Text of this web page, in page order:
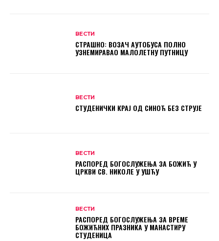
ВЕСТИ
СТРАШНО: ВОЗАЧ АУТОБУСА ПОЛНО
УЗНЕМИРАВАО МАЛОЛЕТНУ ПУТНИЦУ
ВЕСТИ
СТУДЕНИЧКИ КРАЈ ОД СИНОЋ БЕЗ СТРУЈЕ
ВЕСТИ
РАСПОРЕД БОГОСЛУЖЕЊА ЗА БОЖИЋ У
ЦРКВИ СВ. НИКОЛЕ У УШЋУ
ВЕСТИ
РАСПОРЕД БОГОСЛУЖЕЊА ЗА ВРЕМЕ
БОЖИЋНИХ ПРАЗНИКА У МАНАСТИРУ
СТУДЕНИЦА